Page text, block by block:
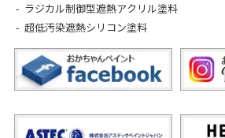
ラジカル制御型遮熱アクリル塗料
超低汚染遮熱シリコン塗料